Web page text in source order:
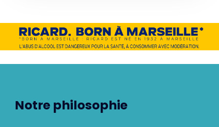
Notre philosophie